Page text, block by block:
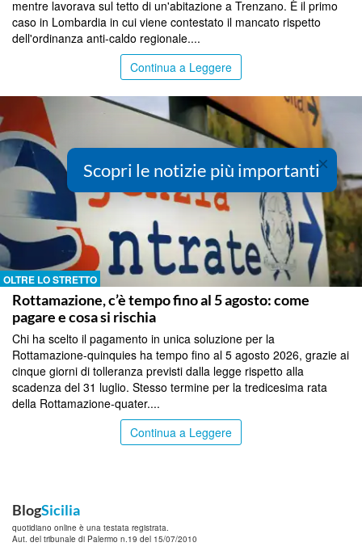
mentre lavorava sul tetto di un'abitazione a Trenzano. È il primo
caso in Lombardia in cui viene contestato il mancato rispetto
dell'ordinanza anti-caldo regionale....
Continua a Leggere
OLTRE LO STRETTO
Rottamazione, c’è tempo fino al 5 agosto: come
pagare e cosa si rischia
Chi ha scelto il pagamento in unica soluzione per la
Rottamazione-quinquies ha tempo fino al 5 agosto 2026, grazie ai
cinque giorni di tolleranza previsti dalla legge rispetto alla
scadenza del 31 luglio. Stesso termine per la tredicesima rata
della Rottamazione-quater....
Continua a Leggere
BlogSicilia
quotidiano online è una testata registrata.
Aut. del tribunale di Palermo n.19 del 15/07/2010
×
Scopri le notizie più importanti